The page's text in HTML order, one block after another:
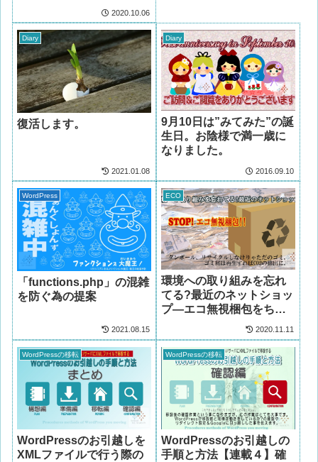
2020.10.06
Diary
復活します。
2021.01.08
Diary
9月10日は”みてみた”の誕
生日。お陰様で満一歳に
なりました。
2016.09.10
WordPress
「functions.php」の混雑
を防ぐ為の提案
2021.08.15
ECO
環境への取り組みを忘れ
てる?最近のネットショッ
プ―エコ無視梱包をちょ
2020.11.11
WordPressの移転
WordPressのお引越しを
XMLファイルで行う際の
WordPressの移転
WordPressのお引越しの
手順と方法【連載４】確